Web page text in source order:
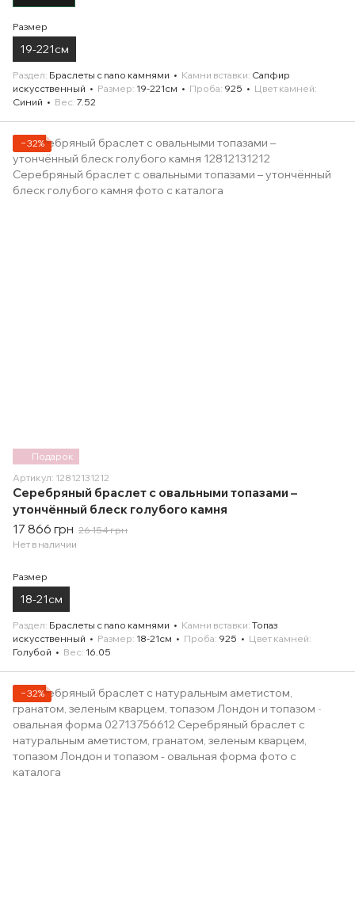
Размер
19-221см
Раздел Браслеты с nano камнями Камни вставки Сапфир
искусственный
Размер 19-221см Проба 925
Цвет камней
Синий
Вес 7.52
Подарок
−32%
Артикул: 12812131212
Серебряный браслет с овальными топазами –
утончённый блеск голубого камня
17 866 грн 26 154 грн
Нет в наличии
Размер
18-21см
Раздел Браслеты с nano камнями Камни вставки Топаз
искусственный
Размер 18-21см Проба 925
Цвет камней
Голубой
Вес 16.05
−32%